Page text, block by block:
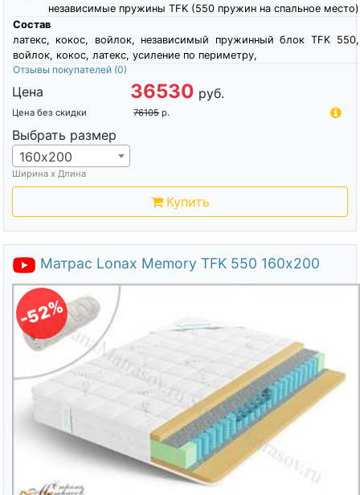
независимые пружины TFK (550 пружин на спальное место)
Состав
латекс, кокос, войлок, независимый пружинный блок TFK 550,
войлок, кокос, латекс, усиление по периметру,
Отзывы покупателей (0)
Цена 36530 руб.
Цена без скидки 76105 р.
Выбрать размер
160х200
Ширина х Длина
Купить
Матрас Lonax Memory TFK 550 160х200
-52%